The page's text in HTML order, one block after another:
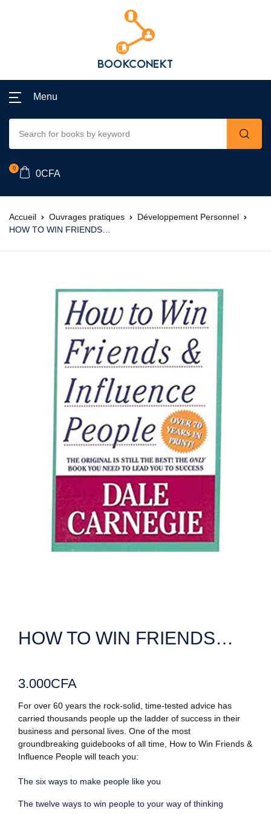
Menu
0
0CFA
Accueil Ouvrages pratiques
Développement Personnel
HOW TO WIN FRIENDS…
HOW TO WIN FRIENDS…
3.000CFA
For over 60 years the rock-solid, time-tested advice has
carried thousands people up the ladder of success in their
business and personal lives. One of the most
groundbreaking guidebooks of all time, How to Win Friends &
Influence People will teach you:
The six ways to make people like you
The twelve ways to win people to your way of thinking